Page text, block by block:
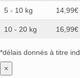
5 - 10 kg 14,99€
10 - 20 kg 16,99€
*délais donnés à titre
×